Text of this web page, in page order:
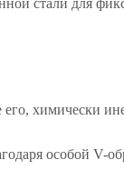
стали для
химически
особой V-